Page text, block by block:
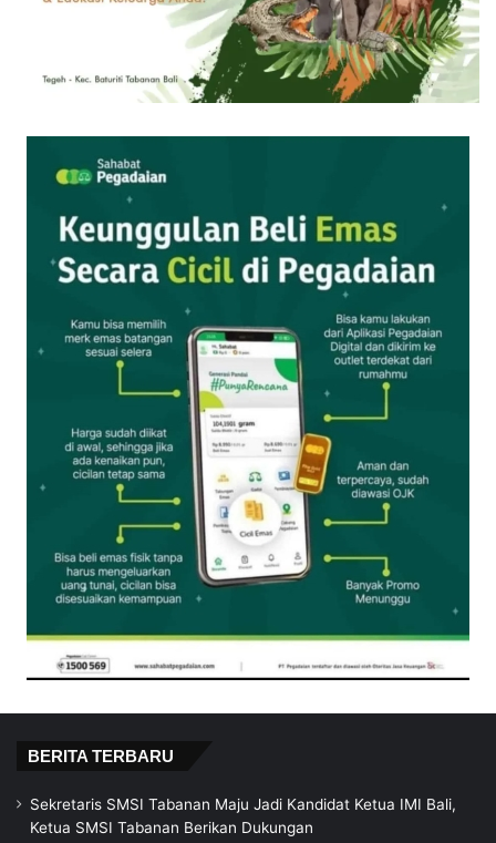
BERITA TERBARU
Sekretaris SMSI Tabanan Maju Jadi Kandidat Ketua IMI Bali,
Ketua SMSI Tabanan Berikan Dukungan